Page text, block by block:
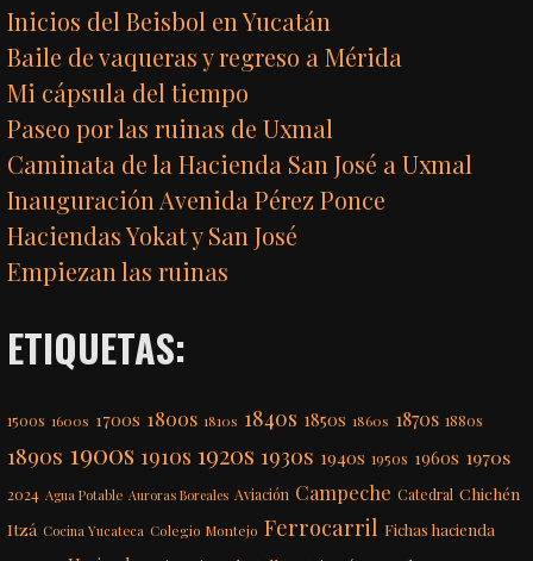
Inicios del Beisbol en Yucatán
Baile de vaqueras y regreso a Mérida
Mi cápsula del tiempo
Paseo por las ruinas de Uxmal
Caminata de la Hacienda San José a Uxmal
Inauguración Avenida Pérez Ponce
Haciendas Yokat y San José
Empiezan las ruinas
ETIQUETAS:
1500s 1600s 1700s 1800s 1810s 1840s 1850s 1860s 1870s 1880s
1890s 1900s 1910s 1920s 1930s 1940s 1950s 1960s 1970s
2024 Agua Potable Auroras Boreales Aviación Campeche Catedral Chichén
Itzá Cocina Yucateca Colegio Montejo Ferrocarril Fichas hacienda